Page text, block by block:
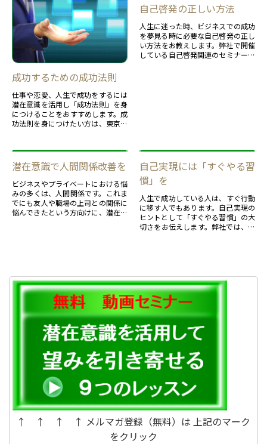
成功するための成功法則
仕事や恋愛、人生で成功をするには
潜在意識を活用し「成功法則」を身
につけることをおすすめします。成
功法則を身につけたい方は、東京に
自己啓発の正しい方法
人生に迷った時、ビジネスでの成功
を夢見る時に必要な自己啓発の正し
い方法をお教えします。弊社で開催
している自己啓発関連のセミナーへ
潜在意識で人間関係改善を
ビジネスやプライベートにおける悩
みの多くは、人間関係です。これま
でにも友人や職場の上司との関係に
悩んできたという方向けに、潜在意
自己実現には「すぐやる習
慣」を
人生で成功している人は、すぐ行動
に移す人でもあります。自己実現の
ヒントとして「すぐやる習慣」の大
切さをお伝えします。弊社では、潜
↑ ↑ ↑ ↑ メルマガ登録（無料）は 上記のマーク
をクリック